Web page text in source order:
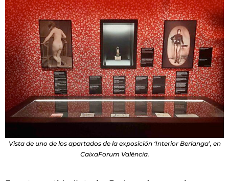
Vista de uno de los apartados de la exposición ‘Interior Berlanga’, en
CaixaForum València.